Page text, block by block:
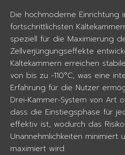
Die hochmoderne Einrichtung
fortschrittlichsten
speziell für die Maximierung
Zellverjüngungseffekte
Kältekammern erreichen
von bis zu -110°C, was eine
Erfahrung für die Nutzer
Drei-Kammer-System von Art
dass die Einstiegsphase für
effektiv ist, wodurch das
Unannehmlichkeiten minimiert
maximiert wird.